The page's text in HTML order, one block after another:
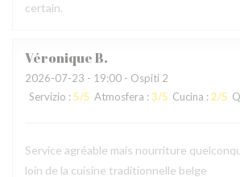
certain.
VéroniqueB
2026-07-23 - 19:00 - Ospiti 2
Servizio : 5/5 Atmosfera : 3/5 Cucina : 2/5
Service agréable mais nourriture
loin de la cuisine traditionnelle belge